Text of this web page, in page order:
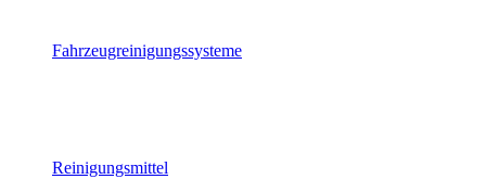
Fahrzeugreinigungssysteme
Reinigungsmittel